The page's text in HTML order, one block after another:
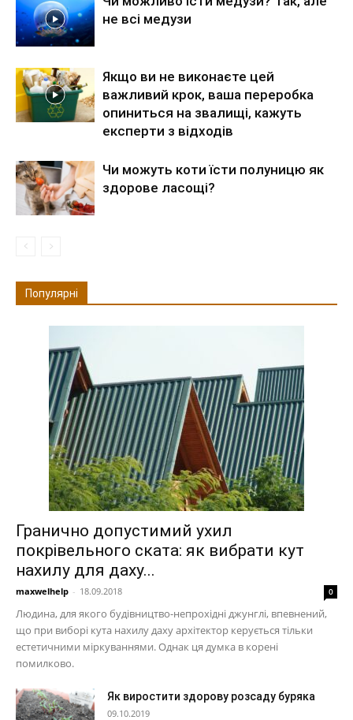
не всі медузи
Якщо ви не виконаєте цей
важливий крок, ваша переробка
опиниться на звалищі, кажуть
експерти з відходів
Чи можуть коти їсти полуницю як
здорове ласощі?
Популярні
Гранично допустимий ухил
покрівельного ската: як вибрати кут
нахилу для даху...
maxwelhelp - 18.09.2018 0
Людина, для якого будівництво-непрохідні джунглі, впевнений,
що при виборі кута нахилу даху архітектор керується тільки
естетичними міркуваннями. Однак ця думка в корені
помилково.
Як виростити здорову розсаду буряка
09.10.2019